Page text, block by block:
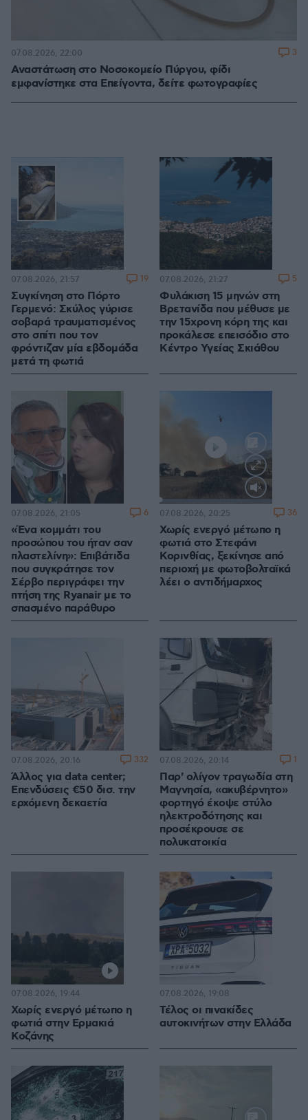
Αναστάτωση στο Νοσοκομείο Πύργου, φίδι
εμφανίστηκε στα Επείγοντα, δείτε φωτογραφίες
07.08.2026, 22:00 3
Συγκίνηση στο Πόρτο
Γερμενό: Σκύλος γύρισε
σοβαρά τραυματισμένος
στο σπίτι που τον
φρόντιζαν μία εβδομάδα
μετά τη φωτιά
07.08.2026, 21:57 19
Φυλάκιση 15 μηνών στη
Βρετανίδα που μέθυσε με
την 15χρονη κόρη της και
προκάλεσε επεισόδιο στο
Κέντρο Υγείας Σκιάθου
07.08.2026, 21:27 5
«Ένα κομμάτι του
προσώπου του ήταν σαν
πλαστελίνη»: Επιβάτιδα
που συγκράτησε τον
Σέρβο περιγράφει την
πτήση της Ryanair με το
σπασμένο παράθυρο
07.08.2026, 21:05 6
Loaded:
100.00%
Χωρίς ενεργό μέτωπο η
φωτιά στο Στεφάνι
Κορινθίας, ξεκίνησε από
περιοχή με φωτοβολταϊκά
λέει ο αντιδήμαρχος
07.08.2026, 20:25 36
Άλλος για data center;
Επενδύσεις €50 δισ. την
ερχόμενη δεκαετία
07.08.2026, 20:16 332
Παρ' ολίγον τραγωδία στη
Μαγνησία, «ακυβέρνητο»
φορτηγό έκοψε στύλο
ηλεκτροδότησης και
προσέκρουσε σε
πολυκατοικία
07.08.2026, 20:14 1
Χωρίς ενεργό μέτωπο η
φωτιά στην Ερμακιά
Κοζάνης
07.08.2026, 19:44
Τέλος οι πινακίδες
αυτοκινήτων στην Ελλάδα
07.08.2026, 19:08